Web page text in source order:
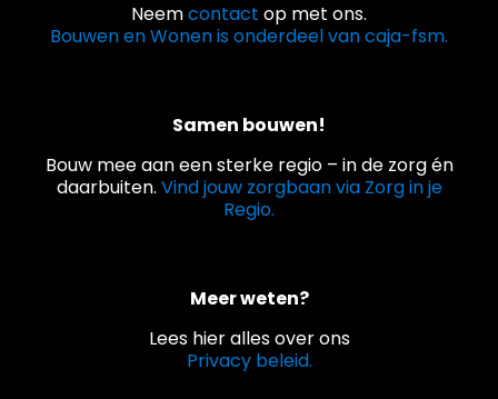
Neemcontact op met ons.
Bouwen en Wonen is onderdeel van caja-fsm.
Samen bouwen!
Bouw mee aan een sterke regio – in de zorg én
daarbuiten. Vind jouw zorgbaan via Zorg in je
Regio.
Meer weten?
Lees hier alles over ons
Privacy beleid.